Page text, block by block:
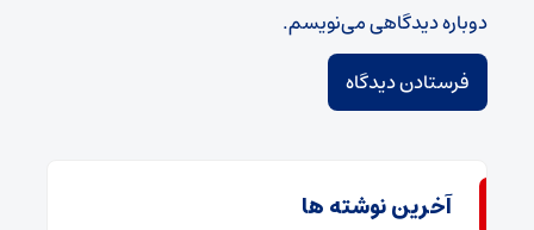
دوباره دیدگاهی می‌نویسم.
آخرین نوشته ها